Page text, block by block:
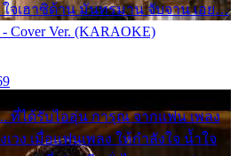
ใจเฮาซิด้าน มันทรมาน จับจาน เอย…
Cover Ver. (KARAOKE)
ที่ได้รับไออุ่น การุณ จากแฟน เพลง
วง เมื่อแฟนเพลง ให้กำลังใจ น้ำใจ